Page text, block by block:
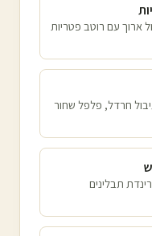
ארוך עם רוטב פטריות
חרדל, פלפל שחור
תבלינים